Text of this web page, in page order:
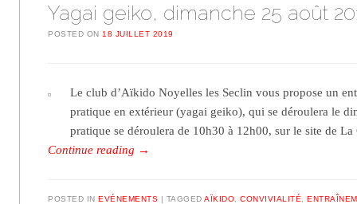
Yagai geiko, dimanche 25 août
POSTED ON 18 JUILLET 2019
Le club d’Aïkido Noyelles les Seclin vous propose un
pratique en extérieur (yagai geiko), qui se déroulera le
pratique se déroulera de 10h30 à 12h00, sur le site de
Continue reading →
POSTED INEVÉNEMENTS TAGGEDAÏKIDO ,CONVIVIALITÉ ,